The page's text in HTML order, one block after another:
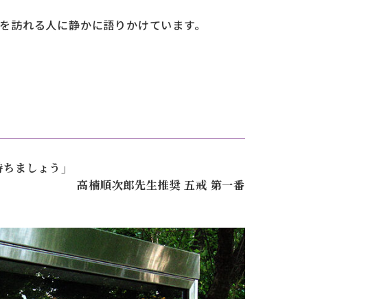
れる人に静かに語りかけています。
ましょう 」
高楠順次郎先生推奨 五戒 第一番